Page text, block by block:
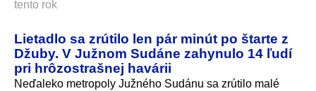
tento rok
Lietadlo sa zrútilo len pár minút po štarte z
Džuby. V Južnom Sudáne zahynulo 14 ľudí
pri hrôzostrašnej havárii
Neďaleko metropoly Južného Sudánu sa zrútilo malé